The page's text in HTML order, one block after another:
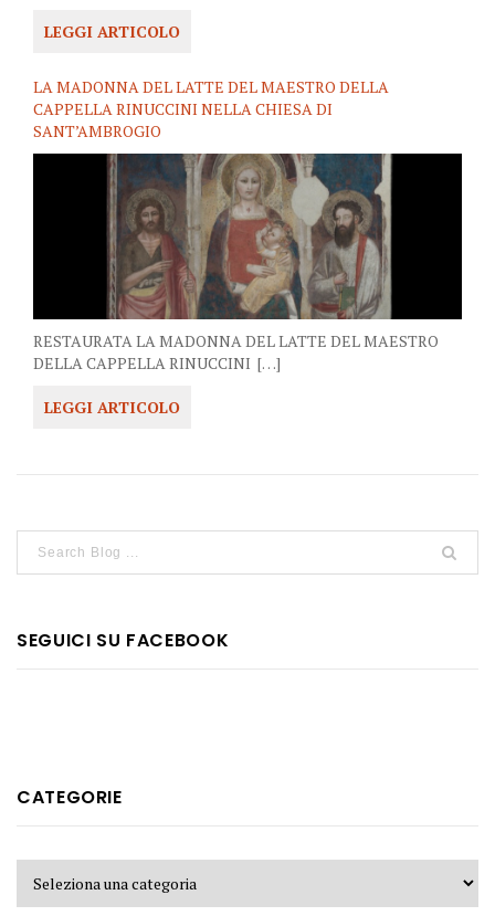
LEGGI ARTICOLO
LA MADONNA DEL LATTE DEL MAESTRO DELLA
CAPPELLA RINUCCINI NELLA CHIESA DI
SANT’AMBROGIO
RESTAURATA LA MADONNA DEL LATTE DEL MAESTRO
DELLA CAPPELLA RINUCCINI […]
LEGGI ARTICOLO
SEGUICI SU FACEBOOK
CATEGORIE